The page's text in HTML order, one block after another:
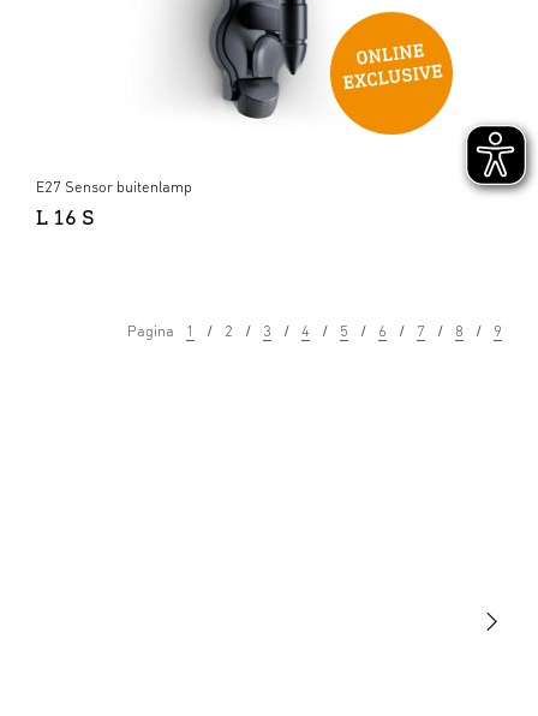
E27 Sensor buitenlamp
L 16 S
Pagina 1 2 3 4 5 6 7 8 9